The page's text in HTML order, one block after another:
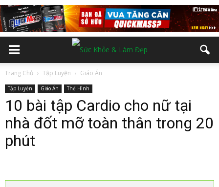
Trang Chủ Tập Luyện Giáo Án
Tập Luyện Giáo Án Thể Hình
10 bài tập Cardio cho nữ tại
nhà đốt mỡ toàn thân trong 20
phút